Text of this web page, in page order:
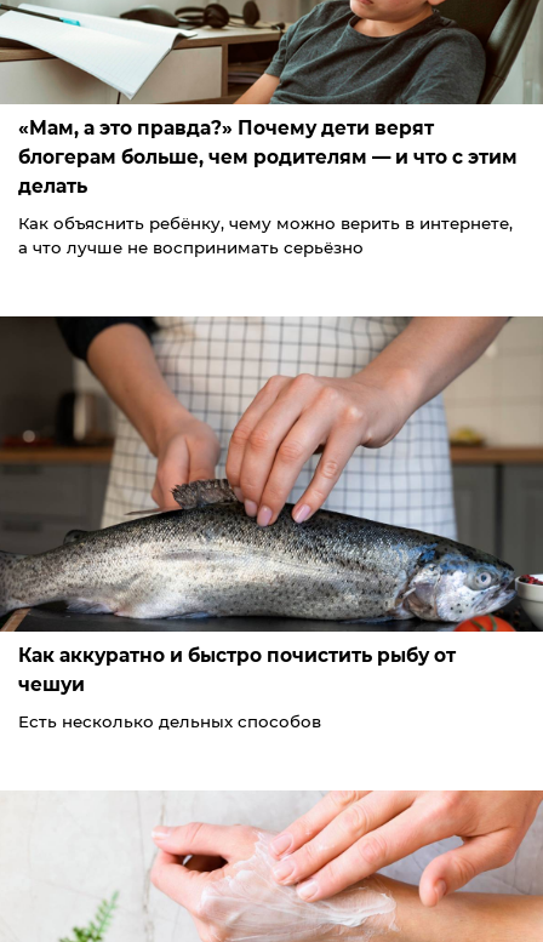
«Мам, а это правда?» Почему дети верят
блогерам больше, чем родителям — и что с этим
делать
Как объяснить ребёнку, чему можно верить в интернете,
а что лучше не воспринимать серьёзно
Как аккуратно и быстро почистить рыбу от
чешуи
Есть несколько дельных способов